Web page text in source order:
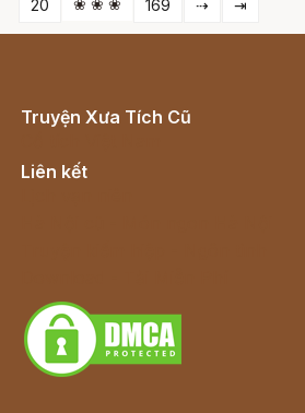
20
❀ ❀ ❀ 169 ⇢ ⇥
Truyện Xưa Tích Cũ
Liên kết